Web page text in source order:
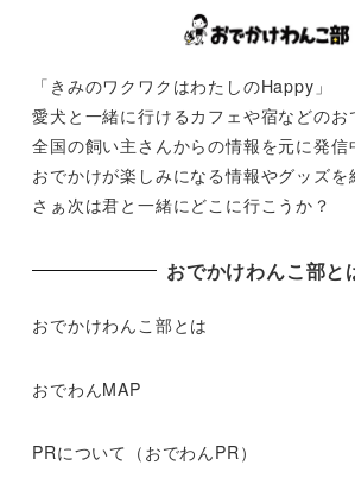
「きみのワクワクはわたしのHappy」
愛犬と一緒に行けるカフェや宿などのお
全国の飼い主さんからの情報を元に発信
おでかけが楽しみになる情報やグッズを
さぁ次は君と一緒にどこに行こうか？
おでかけわんこ部と
おでかけわんこ部とは
おでわんMAP
PRについて（おでわんPR）